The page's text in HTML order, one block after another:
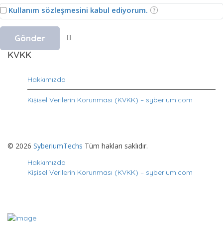
Kullanım sözleşmesini kabul ediyorum.
KVKK
Hakkımızda
Kişisel Verilerin Korunması (KVKK) – syberium.com
© 2026 SyberiumTechs Tüm hakları saklıdır.
Hakkımızda
Kişisel Verilerin Korunması (KVKK) – syberium.com